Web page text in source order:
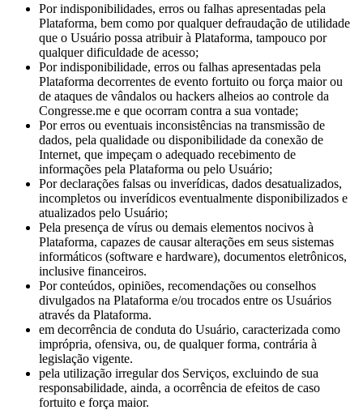
Por indisponibilidades, erros ou falhas apresentadas pela
Plataforma, bem como por qualquer defraudação de utilidade
que o Usuário possa atribuir à Plataforma, tampouco por
qualquer dificuldade de acesso;
Por indisponibilidade, erros ou falhas apresentadas pela
Plataforma decorrentes de evento fortuito ou força maior ou
de ataques de vândalos ou hackers alheios ao controle da
Congresse.me e que ocorram contra a sua vontade;
Por erros ou eventuais inconsistências na transmissão de
dados, pela qualidade ou disponibilidade da conexão de
Internet, que impeçam o adequado recebimento de
informações pela Plataforma ou pelo Usuário;
Por declarações falsas ou inverídicas, dados desatualizados,
incompletos ou inverídicos eventualmente disponibilizados e
atualizados pelo Usuário;
Pela presença de vírus ou demais elementos nocivos à
Plataforma, capazes de causar alterações em seus sistemas
informáticos (software e hardware), documentos eletrônicos,
inclusive financeiros.
Por conteúdos, opiniões, recomendações ou conselhos
divulgados na Plataforma e/ou trocados entre os Usuários
através da Plataforma.
em decorrência de conduta do Usuário, caracterizada como
imprópria, ofensiva, ou, de qualquer forma, contrária à
legislação vigente.
pela utilização irregular dos Serviços, excluindo de sua
responsabilidade, ainda, a ocorrência de efeitos de caso
fortuito e força maior.